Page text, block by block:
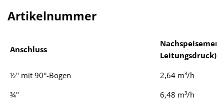
Artikelnummer
Anschluss
Leitungsdruck)
½" mit 90°-Bogen
2,64 m³/h
¾"
6,48 m³/h